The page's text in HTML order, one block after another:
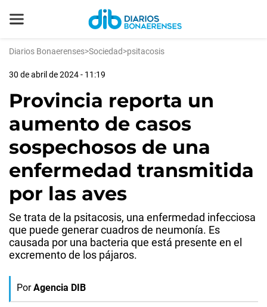
Diarios Bonaerenses>Sociedad>psitacosis
30 de abril de 2024 - 11:19
Provincia reporta un
aumento de casos
sospechosos de una
enfermedad transmitida
por las aves
Se trata de la psitacosis, una enfermedad infecciosa
que puede generar cuadros de neumonía. Es
causada por una bacteria que está presente en el
excremento de los pájaros.
Por Agencia DIB